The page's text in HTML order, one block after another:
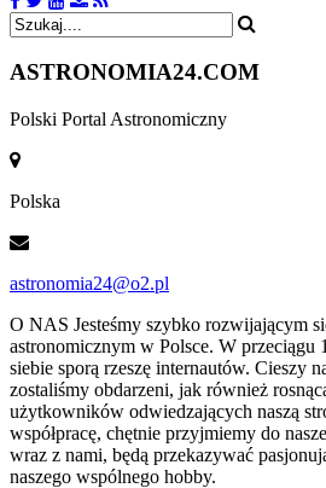
ASTRONOMIA24.COM
Polski Portal Astronomiczny
Polska
astronomia24@o2.pl
O NAS Jesteśmy szybko rozwijającym
astronomicznym w Polsce. W przeciągu
siebie sporą rzeszę internautów. Cieszy
zostaliśmy obdarzeni, jak również
użytkowników odwiedzających naszą
współpracę, chętnie przyjmiemy do
wraz z nami, będą przekazywać
naszego wspólnego hobby.